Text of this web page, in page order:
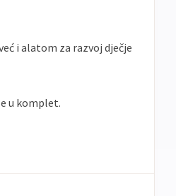
i alatom za razvoj dječje
u komplet.